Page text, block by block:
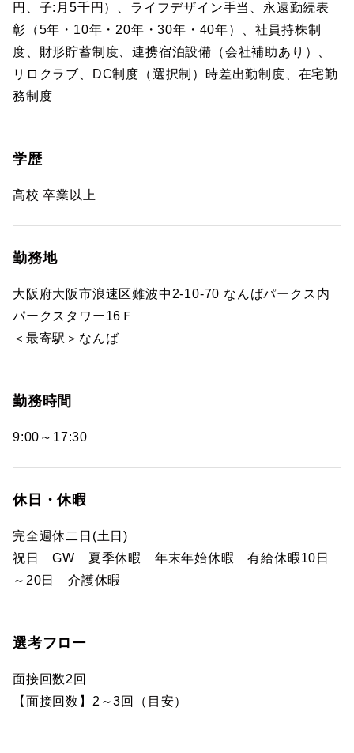
円、子:月5千円）、ライフデザイン手当、永遠勤続表
彰（5年・10年・20年・30年・40年）、社員持株制
度、財形貯蓄制度、連携宿泊設備（会社補助あり）、
リロクラブ、DC制度（選択制）時差出勤制度、在宅勤
務制度
学歴
高校 卒業以上
勤務地
大阪府大阪市浪速区難波中2-10-70 なんばパークス内
パークスタワー16Ｆ
＜最寄駅＞なんば
勤務時間
9:00～17:30
休日・休暇
完全週休二日(土日)
祝日 GW 夏季休暇 年末年始休暇 有給休暇10日
～20日 介護休暇
選考フロー
面接回数2回
【面接回数】2～3回（目安）